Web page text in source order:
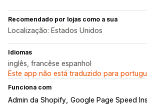
Recomendado por lojas como a sua
Localização: Estados Unidos
Idiomas
inglês, francêse espanhol
Este app não está traduzido para
Funciona com
Admin da Shopify Google Page Speed